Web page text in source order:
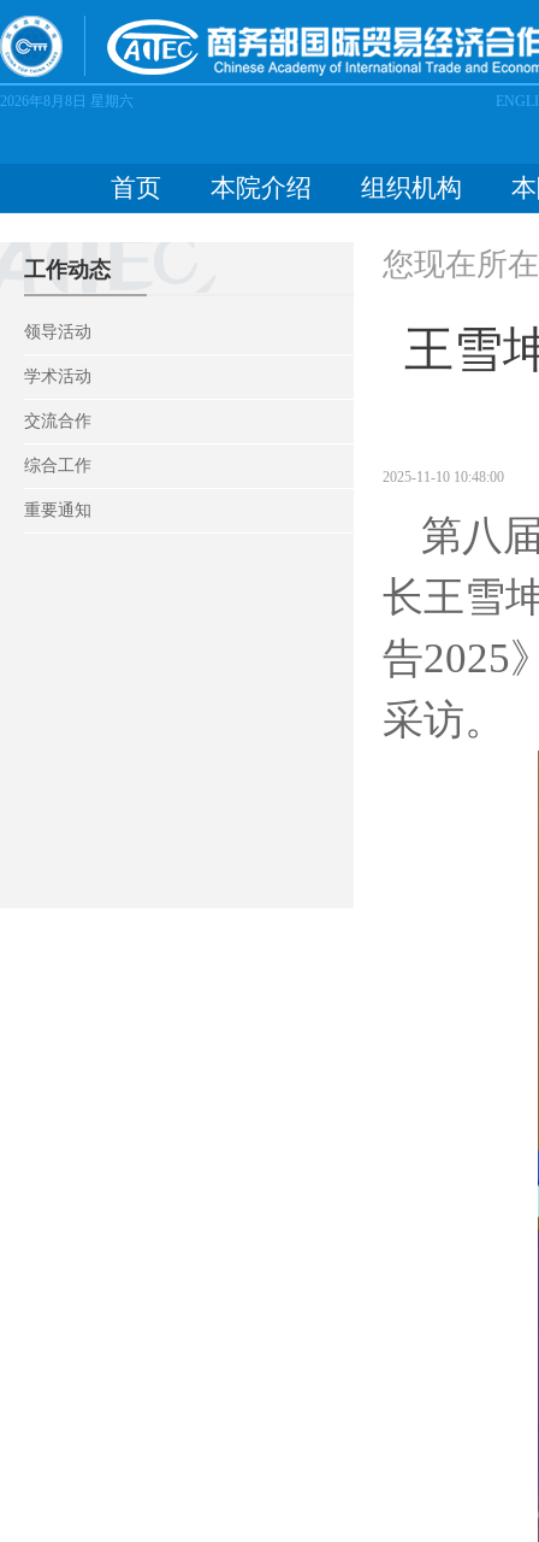
2026年8月8日 星期六
首页 本院介绍 组织机构
工作动态
领导活动
学术活动
交流合作
综合工作
重要通知
您现在所
王雪
2025-11-10 10:48:00
第八
长王雪
告2025
采访。